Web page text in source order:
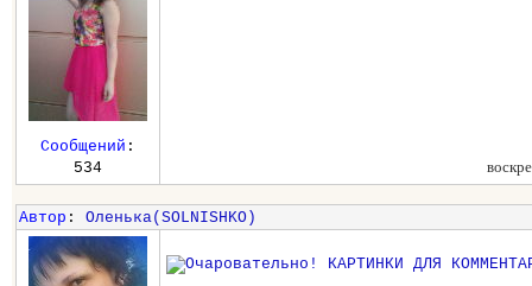
Сообщений :
534
Автор : Оленька(SOLNISHKO)